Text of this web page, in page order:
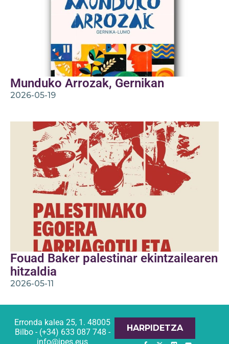
Munduko Arrozak, Gernikan
2026-05-19
Fouad Baker palestinar ekintzailearen
hitzaldia
2026-05-11
Erronda kalea 25, 1. 48005
Bilbo - (+34) 633 087 748 -
info@ipes.eus
HARPIDETZA